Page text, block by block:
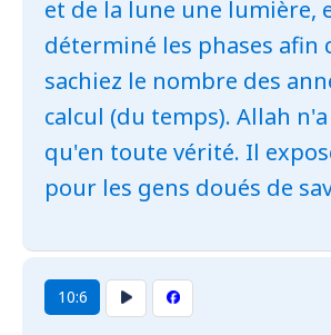
et de la lune une lumière,
déterminé les phases afin
sachiez le nombre des
calcul (du temps). Allah n'a
qu'en toute vérité. Il
pour les gens doués de
10:6